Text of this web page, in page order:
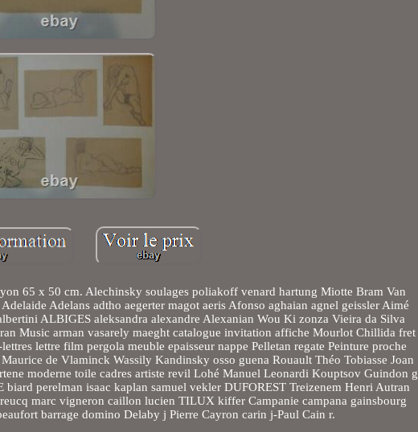
65 x 50 cm. Alechinsky soulages poliakoff venard hartung Miotte Bram Van
Adelans adtho aegerter magot aeris Afonso aghaian agnel geissler Aimé
ALBIGES aleksandra alexandre Alexanian Wou Ki zonza Vieira da Silva
Music arman vasarely maeght catalogue invitation affiche Mourlot Chillida fret
lettre film pergola meuble epaisseur nappe Pelletan regate Peinture proche
de Vlaminck Wassily Kandinsky osso guena Rouault Théo Tobiasse Joan
moderne toile cadres artiste revil Lohé Manuel Leonardi Kouptsov Guindon g
perelman isaac kaplan samuel vekler DUFOREST Treizenem Henri Autran
marc vigneron caillon lucien TILUX kiffer Campanie campana gainsbourg
barrage domino Delaby j Pierre Cayron carin j-Paul Cain r.